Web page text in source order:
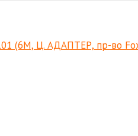
(6М, Ц. АДАПТЕР, пр-во